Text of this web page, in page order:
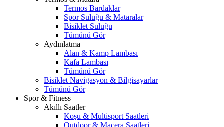
Termos Bardaklar
Spor Suluğu & Mataralar
Bisiklet Suluğu
Tümünü Gör
Aydınlatma
Alan & Kamp Lambası
Kafa Lambası
Tümünü Gör
Bisiklet Navigasyon & Bilgisayarlar
Tümünü Gör
Spor & Fitness
Akıllı Saatler
Koşu & Multisport Saatleri
Outdoor & Macera Saatleri